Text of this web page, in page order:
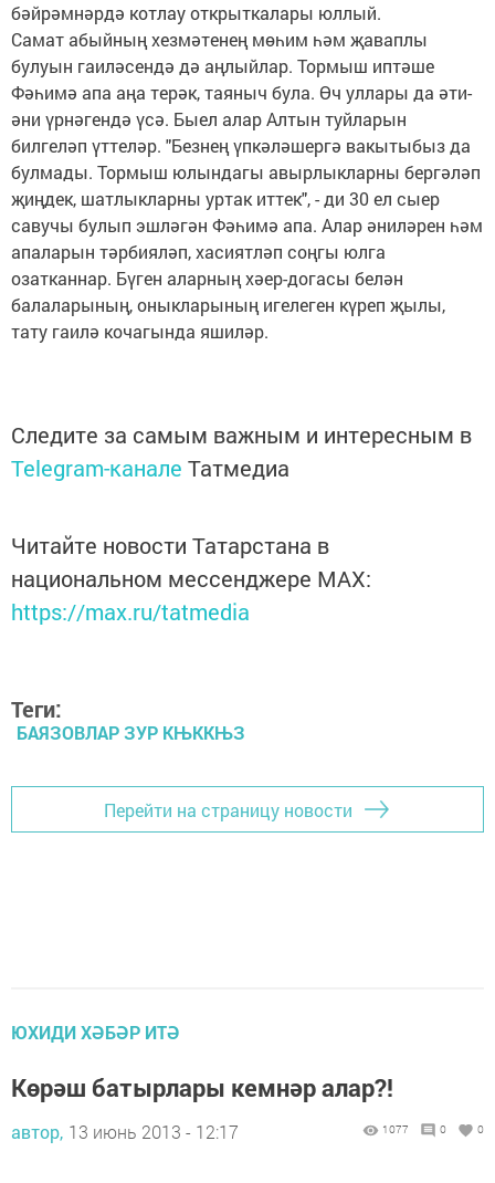
бәйрәмнәрдә котлау открыткалары юллый.
Самат абыйның хезмәтенең мөһим һәм җаваплы
булуын гаиләсендә дә аңлыйлар. Тормыш иптәше
Фәһимә апа аңа терәк, таяныч була. Өч уллары да әти-
әни үрнәгендә үсә. Быел алар Алтын туйларын
билгеләп үттеләр. "Безнең үпкәләшергә вакытыбыз да
булмады. Тормыш юлындагы авырлыкларны бергәләп
җиңдек, шатлыкларны уртак иттек", - ди 30 ел сыер
савучы булып эшләгән Фәһимә апа. Алар әниләрен һәм
апаларын тәрбияләп, хасиятләп соңгы юлга
озатканнар. Бүген аларның хәер-догасы белән
балаларының, оныкларының игелеген күреп җылы,
тату гаилә кочагында яшиләр.
Следите за самым важным и интересным в
Telegram-канале Татмедиа
Читайте новости Татарстана в
национальном мессенджере MАХ:
https://max.ru/tatmedia
Теги:
БАЯЗОВЛАР ЗУР КЊККЊЗ
Перейти на страницу новости
ЮХИДИ ХӘБӘР ИТӘ
Көрәш батырлары кемнәр алар?!
автор, 13 июнь 2013 - 12:17 1077 0 0